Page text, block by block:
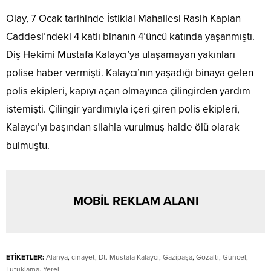
Olay, 7 Ocak tarihinde İstiklal Mahallesi Rasih Kaplan
Caddesi’ndeki 4 katlı binanın 4’üncü katında yaşanmıştı.
Diş Hekimi Mustafa Kalaycı’ya ulaşamayan yakınları
polise haber vermişti. Kalaycı’nın yaşadığı binaya gelen
polis ekipleri, kapıyı açan olmayınca çilingirden yardım
istemişti. Çilingir yardımıyla içeri giren polis ekipleri,
Kalaycı’yı başından silahla vurulmuş halde ölü olarak
bulmuştu.
MOBİL REKLAM ALANI
ETİKETLER: Alanya, cinayet, Dt. Mustafa Kalaycı, Gazipaşa, Gözaltı, Güncel,
Tutuklama, Yerel